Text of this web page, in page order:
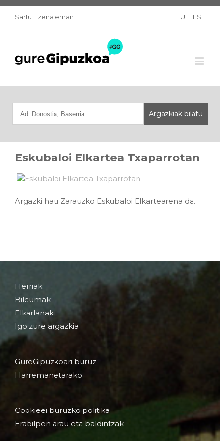
Sartu | Izena eman EU ES
Eskubaloi Elkartea Txaparrotan
Argazki hau Zarauzko Eskubaloi Elkartearena da.
Herriak
Bildumak
Elkarlanak
Igo zure argazkia
GureGipuzkoari buruz
Harremanetarako
Cookieei buruzko politika
Erabilpen arau eta baldintzak